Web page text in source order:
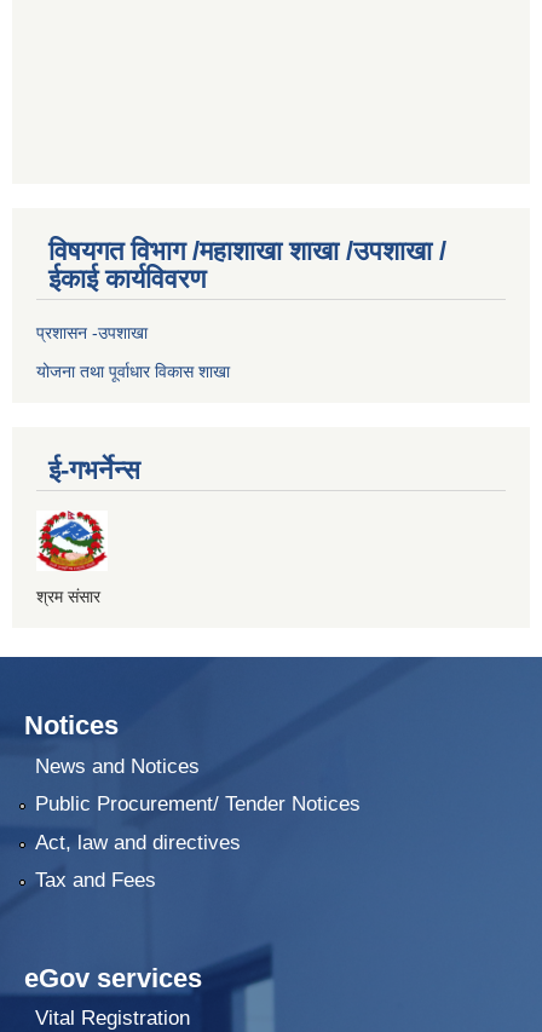
विषयगत विभाग /महाशाखा शाखा /उपशाखा /
ईकाई कार्यविवरण
प्रशासन -उपशाखा
योजना तथा पूर्वाधार विकास शाखा
ई-गभर्नेन्स
श्रम संसार
Notices
News and Notices
Public Procurement/ Tender Notices
Act, law and directives
Tax and Fees
eGov services
Vital Registration